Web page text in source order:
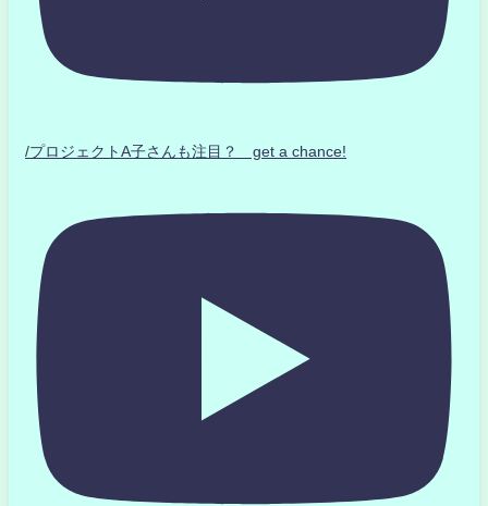
/プロジェクトA子さんも注目？ get a chance!